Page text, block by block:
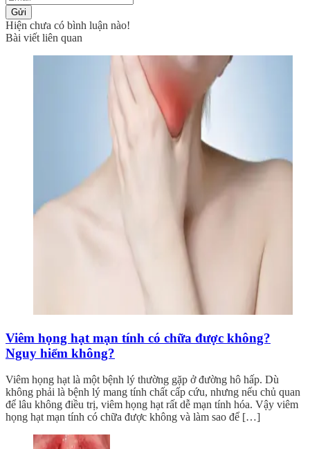
Gửi
Hiện chưa có bình luận nào!
Bài viết liên quan
Viêm họng hạt mạn tính có chữa được không?
Nguy hiểm không?
Viêm họng hạt là một bệnh lý thường gặp ở đường hô hấp. Dù
không phải là bệnh lý mang tính chất cấp cứu, nhưng nếu chủ quan
để lâu không điều trị, viêm họng hạt rất dễ mạn tính hóa. Vậy viêm
họng hạt mạn tính có chữa được không và làm sao để […]